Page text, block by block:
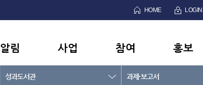
HOME LOGIN
알림 사업 참여 홍보
성과도서관 과제·보고서